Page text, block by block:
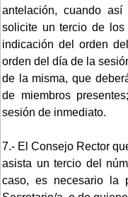
antelación, cuando
solicite un tercio de los
indicación del orden
orden del día de la
de la misma, que
de miembros
sesión de inmediato.
7.- El Consejo Rector
asista un tercio del
caso, es necesario la